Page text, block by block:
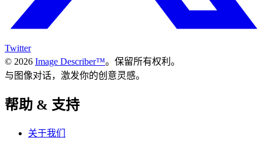
Twitter
© 2026 Image Describer™。保留所有权利。
与图像对话，激发你的创意灵感。
帮助 & 支持
关于我们